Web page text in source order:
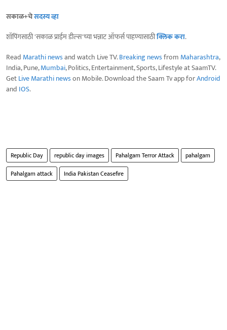
सकाळ+चेसदस्य व्हा
शॉपिंगसाठी 'सकाळ प्राईम डील्स'च्या भन्नाट ऑफर्स पाहण्यासाठीक्लिक करा.
Read Marathi newsand watch Live TV.Breaking newsfrom Maharashtra,
India, Pune,Mumbai, Politics, Entertainment, Sports, Lifestyle at SaamTV.
GetLive Marathi newson Mobile. Download the Saam Tv app forAndroid
and IOS.
Republic Day republic day images Pahalgam Terror Attack
pahalgam
Pahalgam attack
India Pakistan Ceasefire